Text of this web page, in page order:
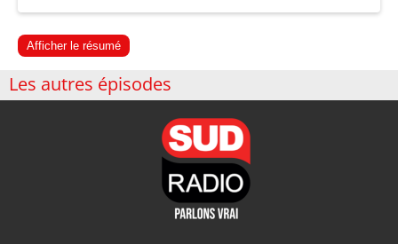
Afficher le résumé
Les autres épisodes